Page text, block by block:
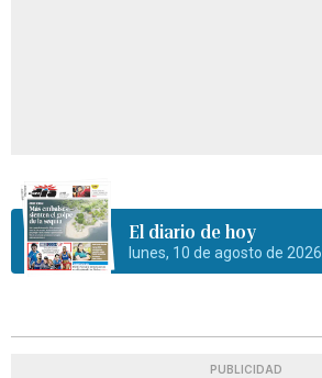
El diario de hoy
lunes, 10 de agosto de 2026
PUBLICIDAD